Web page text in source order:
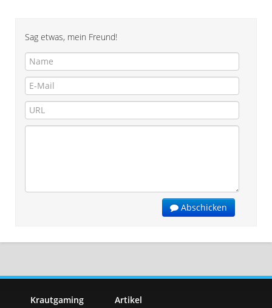
Sag etwas, mein Freund!
Abschicken
Krautgaming
Artikel